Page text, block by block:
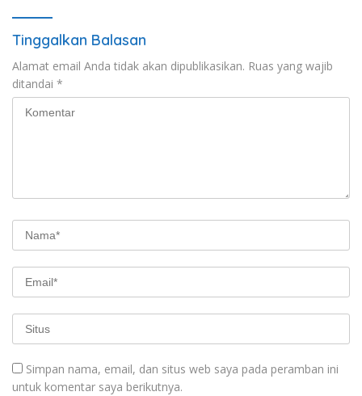
Tinggalkan Balasan
Alamat email Anda tidak akan dipublikasikan. Ruas yang wajib
ditandai *
Simpan nama, email, dan situs web saya pada peramban ini
untuk komentar saya berikutnya.